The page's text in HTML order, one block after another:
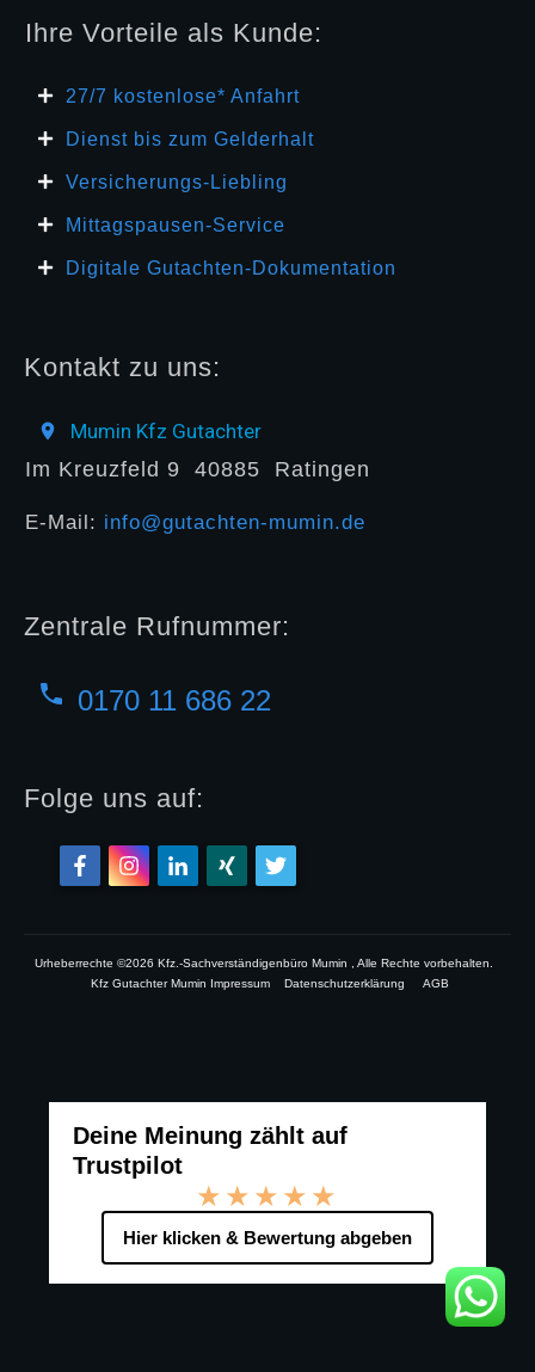
Ihre Vorteile als Kunde:
27/7 kosten lose* Anfahrt
Dienst bis zum Gelderhalt
Versicherungs-Liebling
Mittagspausen-Service
Digitale Gutachten-Dokumentation
Kontakt zu uns:
Mumin Kfz Gutachter
Im Kreuzfeld 9 40885 Ratingen
E-Mail: info@gutachten-mumin.de
Zentrale Rufnummer:
0170 11 686 22
Folge uns auf:
Urheberrechte ©2026 Kfz.-Sachverständigenbüro Mumin , Alle Rechte vorbehalten.
Kfz Gutachter Mumin Impressum
Datenschutzerklärung AGB
Deine Meinung zählt auf
Trustpilot
★★★★★
Hier klicken & Bewertung abgeben